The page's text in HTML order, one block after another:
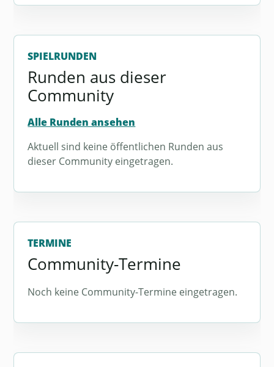
SPIELRUNDEN
Runden aus dieser
Community
Alle Runden ansehen
Aktuell sind keine öffentlichen Runden aus
dieser Community eingetragen.
TERMINE
Community-Termine
Noch keine Community-Termine eingetragen.